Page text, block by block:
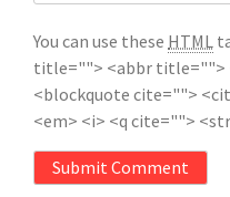
You can use these HTML
title=""> <abbr title="">
<blockquote cite="">
<em> <i> <q cite="">
Submit Comment